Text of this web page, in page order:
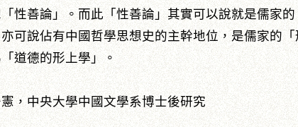
性善論」。而此「性善論」其實可以說就是儒家
可說佔有中國哲學思想史的主幹地位，是儒家的
道德的形上學」。
，中央大學中國文學系博士後研究